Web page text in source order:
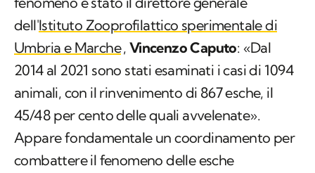
dell'Istituto Zooprofilattico sperimentale di
Umbria e Marche, Vincenzo Caputo: «Dal
2014 al 2021 sono stati esaminati i casi di 1094
animali, con il rinvenimento di 867 esche, il
45/48 per cento delle quali avvelenate».
Appare fondamentale un coordinamento per
combattere il fenomeno delle esche